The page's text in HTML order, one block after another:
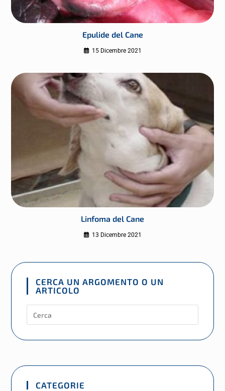
Epulide del Cane
15 Dicembre 2021
Linfoma del Cane
13 Dicembre 2021
CERCA UN ARGOMENTO O UN
ARTICOLO
CATEGORIE